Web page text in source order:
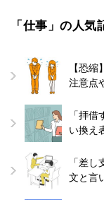
「仕事」の人気
【恐
注意点
「拝
い換え
「差
文と言